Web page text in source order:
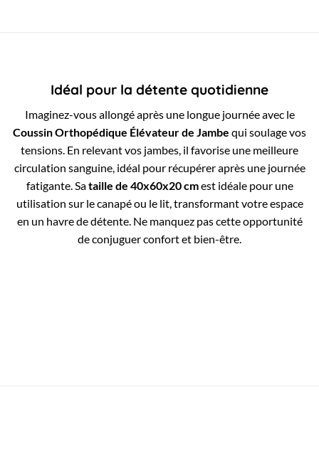
Idéal pour la détente quotidienne
Imaginez-vous allongé après une longue journée avec le
Coussin Orthopédique Élévateur de Jambe qui soulage vos
tensions. En relevant vos jambes, il favorise une meilleure
circulation sanguine, idéal pour récupérer après une journée
fatigante. Sataille de 40x60x20 cmest idéale pour une
utilisation sur le canapé ou le lit, transformant votre espace
en un havre de détente. Ne manquez pas cette opportunité
de conjuguer confort et bien-être.